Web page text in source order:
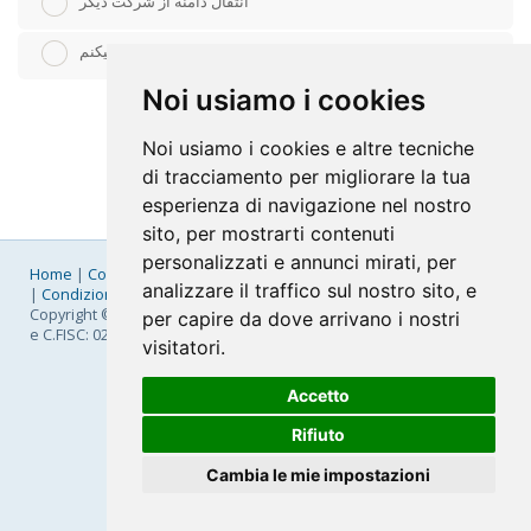
Noi usiamo i cookies
Noi usiamo i cookies e altre tecniche
di tracciamento per migliorare la tua
esperienza di navigazione nel nostro
sito, per mostrarti contenuti
personalizzati e annunci mirati, per
analizzare il traffico sul nostro sito, e
per capire da dove arrivano i nostri
visitatori.
Accetto
Rifiuto
Cambia le mie impostazioni
از دامنه ای که قبلا ثبت کرده ام استفاده میکنم
Home | Company| Listino Prezzi|Pagamenti|SLA|Privacy
| Condizioni Generali|Fatturazione Elettronica|Mappa
Copyright © 2026 FastNom Planetel S.p.A. - Divisione .Cloud - P.IVA
e C.FISC: 02831630161